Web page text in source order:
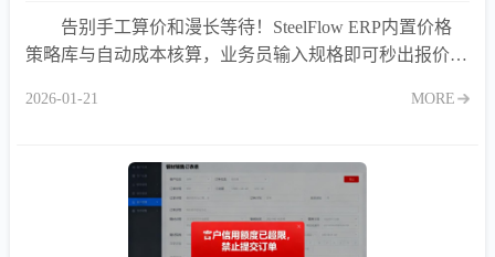
告别手工算价和漫长等待！SteelFlow ERP内置价格
策略库与自动成本核算，业务员输入规格即可秒出报价
机。
2026-01-21 MORE